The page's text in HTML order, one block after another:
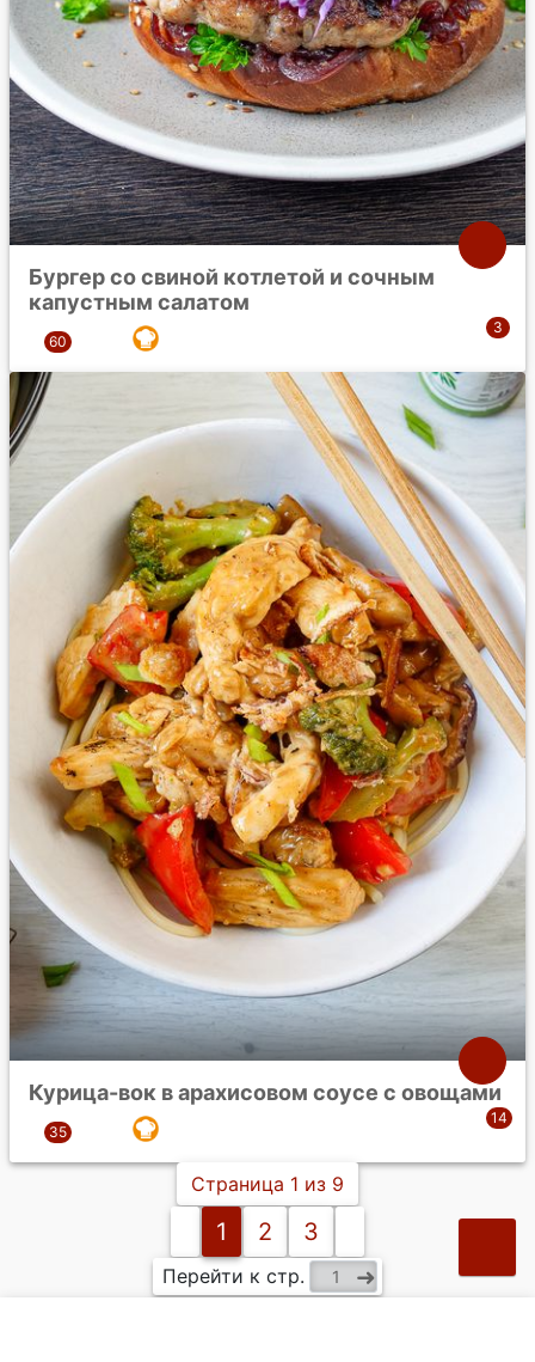
Бургер со свиной котлетой и сочным
капустным салатом
Курица-вок в арахисовом соусе с овощами
Страница 1 из 9
1 2 3
Перейти к стр.